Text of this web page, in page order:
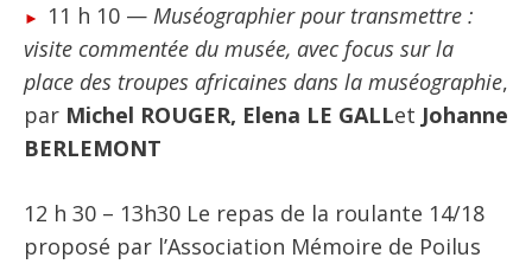
11 h 10 — Muséographier pour transmettre :
visite commentée du musée, avec focus sur la
place des troupes africaines dans la muséographie,
par Michel ROUGER, Elena LE GALLet Johanne
BERLEMONT
12 h 30 – 13h30 Le repas de la roulante 14/18
proposé par l’Association Mémoire de Poilus